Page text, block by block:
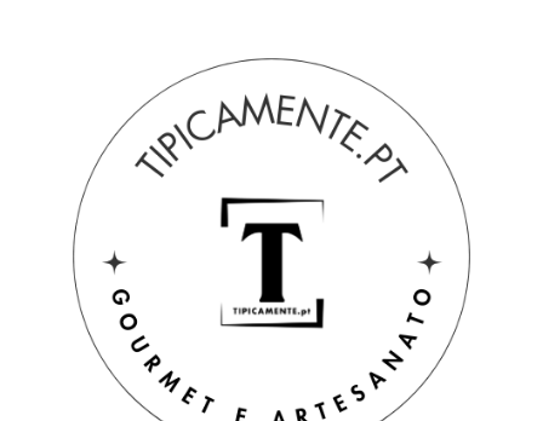
Bebidas y Gourmet bombones
Chocolate SOS: ¡Lo soluciona todo (o casi todo)!